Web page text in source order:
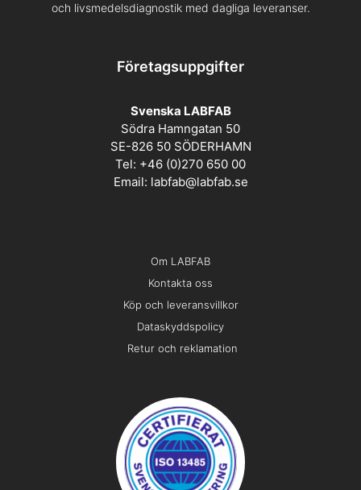
och livsmedelsdiagnostik med dagliga leveranser.
Företagsuppgifter
Svenska LABFAB
Södra Hamngatan 50
SE-826 50 SÖDERHAMN
Tel: +46 (0)270 650 00
Email: labfab@labfab.se
Om LABFAB
Kontakta oss
Köp och leveransvillkor
Dataskyddspolicy
Retur och reklamation